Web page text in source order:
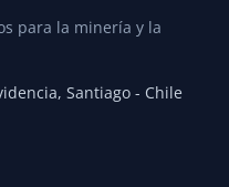
para la minería y la
Santiago - Chile